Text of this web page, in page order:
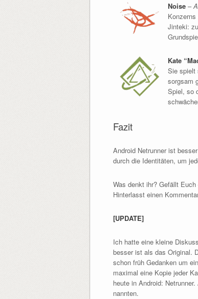
Noise–
Jinteki:
Kate
Sie spielt
sorgsam
Spiel, so
Fazit
Android Netrunner ist
durch die Identitäten, um
Was denkt ihr? Gefällt
Hinterlasst einen
[UPDATE]
Ich hatte eine kleine
besser ist als das Original.
schon früh Gedanken um
maximal eine Kopie jeder
heute in Android:
nannten.